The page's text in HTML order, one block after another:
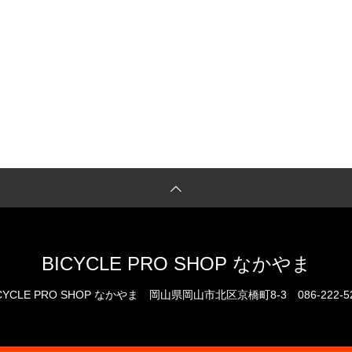
BICYCLE PRO SHOP なかやま
PRO SHOP なかやま 岡山県岡山市北区京橋町8-3 086-222-